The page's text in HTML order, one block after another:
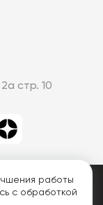
стр. 10
работы
с обработкой